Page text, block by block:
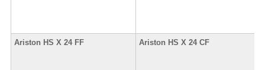
Ariston HS X 24 FF Ariston HS X 24 CF